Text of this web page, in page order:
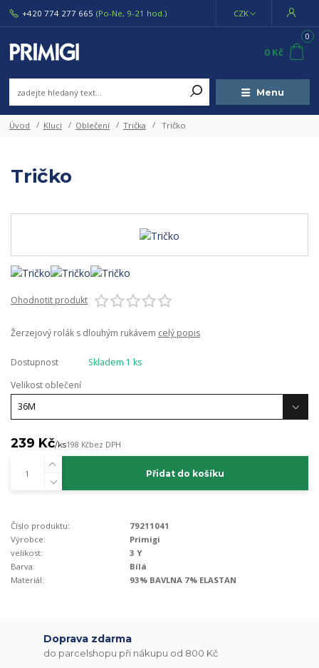
Menu
CZK
+420 774 277 665 (Po-Ne, 9-21 hod.)
0
0 Kč
Úvod Kluci Oblečení Trička Tričko
Tričko
Ohodnotit produkt
Žerzejový rolák s dlouhým rukávem celý popis
Dostupnost
Skladem 1 ks
Velikost oblečení
239 Kč/ks198 Kčbez DPH
Přidat do košíku
Číslo produktu:
79211041
Výrobce:
Primigi
velikost:
3 Y
Barva:
Bílá
Materiál:
93% BAVLNA 7% ELASTAN
Doprava zdarma
do parcelshopu při nákupu od 800 Kč